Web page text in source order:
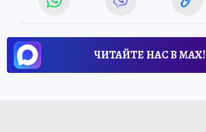
ЧИТАЙТЕ НАС В МАХ!